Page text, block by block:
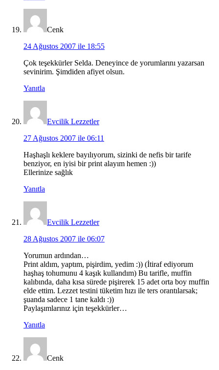
Cenk
24 Ağustos 2007 ile 18:55
Çok teşekkürler Selda. Deneyince de yorumlarını yazarsan
sevinirim. Şimdiden afiyet olsun.
Yanıtla
Evcilik Lezzetler
27 Ağustos 2007 ile 06:11
Haşhaşlı keklere bayılıyorum, sizinki de nefis bir tarife
benziyor, en iyisi bir print alayım hemen :))
Ellerinize sağlık
Yanıtla
Evcilik Lezzetler
28 Ağustos 2007 ile 06:07
Yorumun ardından…
Print aldım, yaptım, pişirdim, yedim :)) (İtiraf ediyorum
haşhaş tohumunu 4 kaşık kullandım) Bu tarifle, muffin
kalıbında, daha kısa sürede pişirerek 15 adet orta boy muffin
elde ettim. Lezzet testini tüketim hızı ile ters orantılarsak;
şuanda sadece 1 tane kaldı :))
Paylaşımlarınız için teşekkürler…
Yanıtla
Cenk